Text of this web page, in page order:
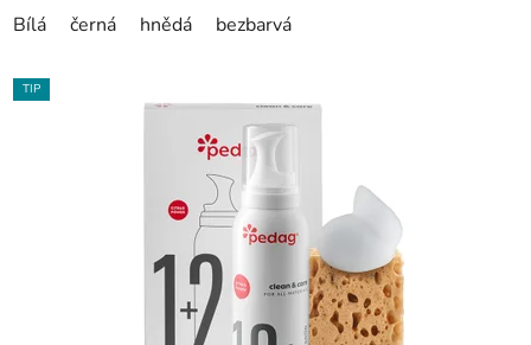
Bílá černá hnědá bezbarvá
TIP